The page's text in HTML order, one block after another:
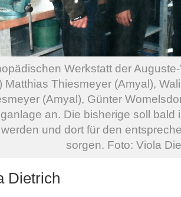
Werkstatt der
Matthias Thiesmeyer (Amyal),
(Amyal), Günter
an. Die bisherige soll bald
und dort für den
sorgen. Foto: Viola
Dietrich